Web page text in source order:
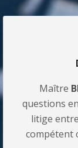
Maître
questions
litige
compétent